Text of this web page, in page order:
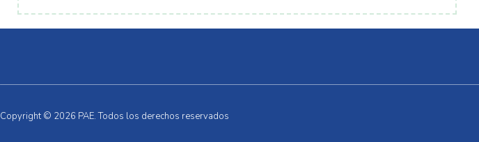
Copyright © 2026 PAE. Todos los derechos reservados